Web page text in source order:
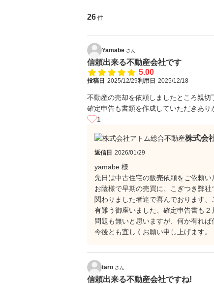
26 件
Yamabe さん
信頼出来る不動産会社です
5.00
投稿日 2025/12/29利用日 2025/12/18
不動産の売却を依頼しましたところ親切
確定申告も書類を作成していただきあり
1
株式会
返信日 2026/01/29
yamabe 様
先日は中古住宅の販売依頼をご依頼い
お陰様で早期の売買に、こぎつき弊
関わりました者達で喜んでおります
有難う御座いました、確定申告書も
問題も無いと思いますが、何か有れ
今後とも宜しくお願い申し上げます。
taro さん
信頼出来る不動産会社ですね!